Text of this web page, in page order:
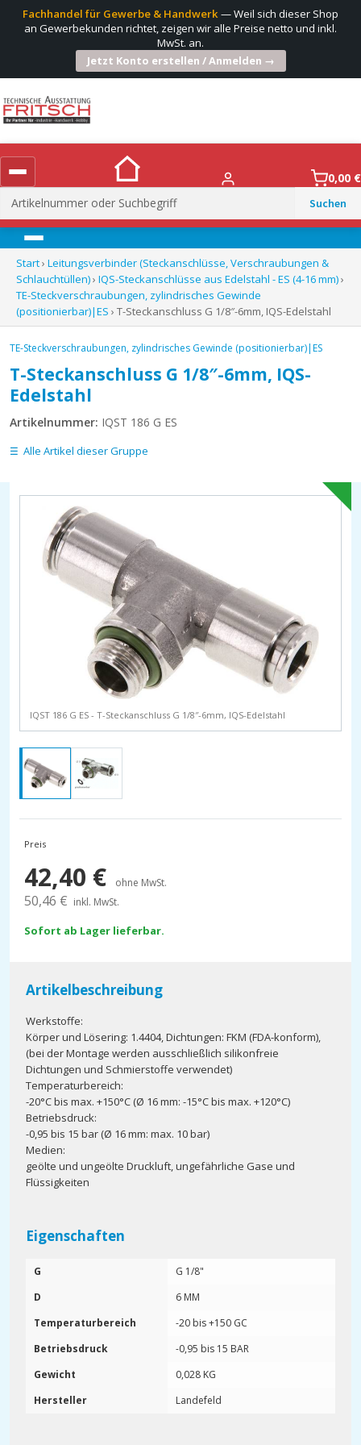
Fachhandel für Gewerbe & Handwerk— Weil sich dieser Shop
an Gewerbekunden richtet, zeigen wir alle Preise netto und inkl.
MwSt. an.
Jetzt Konto erstellen / Anmelden →
Suchen
nach:
0,00 €
Menü
Start› Leitungsverbinder (Steckanschlüsse, Verschraubungen &
Schlauchtüllen)› IQS-Steckanschlüsse aus Edelstahl - ES (4-16 mm)›
TE-Steckverschraubungen, zylindrisches Gewinde
(positionierbar)|ES › T-Steckanschluss G 1/8″-6mm, IQS-Edelstahl
TE-Steckverschraubungen, zylindrisches Gewinde (positionierbar)|ES
T-Steckanschluss G 1/8″-6mm, IQS-
Edelstahl
Artikelnummer: IQST 186 G ES
Alle Artikel dieser Gruppe
IQST 186 G ES - T-Steckanschluss G 1/8″-6mm, IQS-Edelstahl
Preis
42,40 € ohne MwSt.
50,46 € inkl. MwSt.
Sofort ab Lager lieferbar.
Artikelbeschreibung
Werkstoffe:
Körper und Lösering: 1.4404, Dichtungen: FKM (FDA-konform),
(bei der Montage werden ausschließlich silikonfreie
Dichtungen und Schmierstoffe verwendet)
Temperaturbereich:
-20°C bis max. +150°C (Ø 16 mm: -15°C bis max. +120°C)
Betriebsdruck:
-0,95 bis 15 bar (Ø 16 mm: max. 10 bar)
Medien:
geölte und ungeölte Druckluft, ungefährliche Gase und
Flüssigkeiten
Eigenschaften
G
G 1/8"
D
6 MM
Temperaturbereich
-20 bis +150 GC
Betriebsdruck
-0,95 bis 15 BAR
Gewicht
0,028 KG
Hersteller
Landefeld